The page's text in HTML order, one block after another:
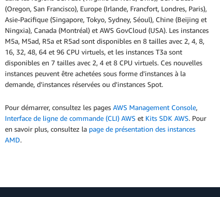
(Oregon, San Francisco), Europe (Irlande, Francfort, Londres, Paris),
Asie-Pacifique (Singapore, Tokyo, Sydney, Séoul), Chine (Beijing et
Ningxia), Canada (Montréal) et AWS GovCloud (USA). Les instances
M5a, M5ad, R5a et R5ad sont disponibles en 8 tailles avec 2, 4, 8,
16, 32, 48, 64 et 96 CPU virtuels, et les instances T3a sont
disponibles en 7 tailles avec 2, 4 et 8 CPU virtuels. Ces nouvelles
instances peuvent être achetées sous forme d'instances à la
demande, d'instances réservées ou d'instances Spot.
Pour démarrer, consultez les pages AWS Management Console,
Interface de ligne de commande (CLI) AWS et Kits SDK AWS. Pour
en savoir plus, consultez la page de présentation des instances
AMD.